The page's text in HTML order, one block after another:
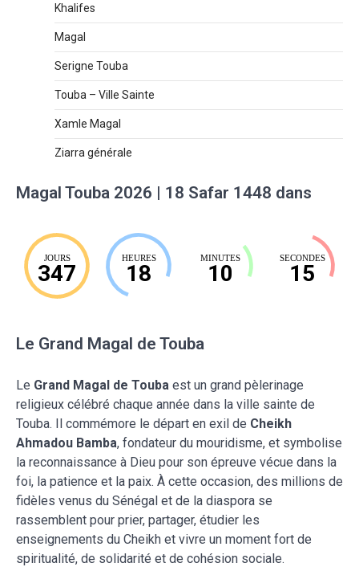
Khalifes
Magal
Serigne Touba
Touba – Ville Sainte
Xamle Magal
Ziarra générale
Magal Touba 2026 | 18 Safar 1448 dans
JOURS
347
HEURES
18
MINUTES
10
SECONDES
14
Le Grand Magal de Touba
Le Grand Magal de Touba est un grand pèlerinage
religieux célébré chaque année dans la ville sainte de
Touba. Il commémore le départ en exil de Cheikh
Ahmadou Bamba, fondateur du mouridisme, et symbolise
la reconnaissance à Dieu pour son épreuve vécue dans la
foi, la patience et la paix. À cette occasion, des millions de
fidèles venus du Sénégal et de la diaspora se
rassemblent pour prier, partager, étudier les
enseignements du Cheikh et vivre un moment fort de
spiritualité, de solidarité et de cohésion sociale.